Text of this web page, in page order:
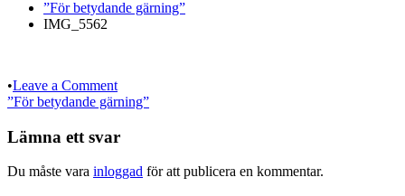
”För betydande gärning”
IMG_5562
•Leave a Commenton
IMG_5562
Inläggsnavigering
”För betydande gärning”
Lämna ett svar
Du måste vara inloggad för att publicera en kommentar.